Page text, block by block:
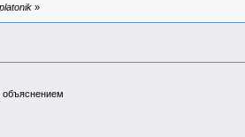
»
объяснением